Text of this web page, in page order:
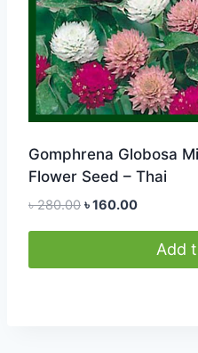
Gomphrena Globosa
Flower Seed – Thai
৳280.00 Original
৳ 280.00.
৳160.00Current
৳ 160.00.
Add